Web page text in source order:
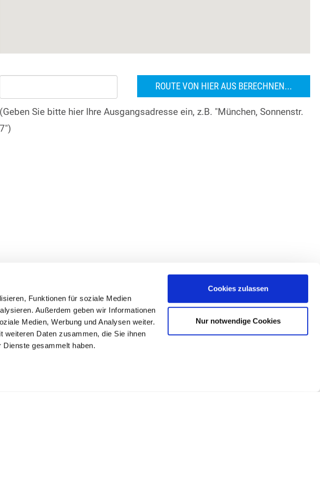
Funktionen für soziale Medien
Außerdem geben wir Informationen
Medien, Werbung und Analysen weiter.
weiteren Daten zusammen, die Sie ihnen
gesammelt haben.
Cookies zulassen
Nur notwendige Cookies
(Geben Sie bitte hier Ihre Ausgangsadresse ein, z.B. "München, Sonnenstr.
7")